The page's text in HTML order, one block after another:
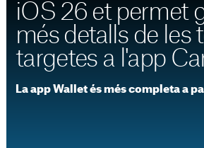
iOS 26 et permet
més detalls de les
targetes a l'app
La app Wallet és més completa a